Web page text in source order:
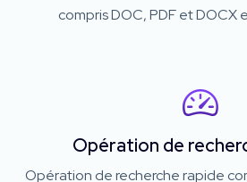
compris DOC, PDF et DOCX
Opération de
Opération de recherche rapide